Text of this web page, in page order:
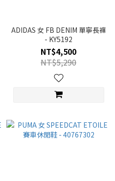
ADIDAS 女 FB DENIM 單寧長褲
- KY5192
NT$4,500
NT$5,290